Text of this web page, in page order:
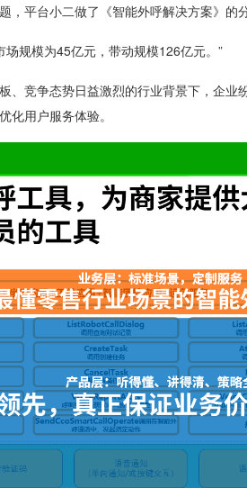
，平台小二做了《智能外呼解决方案》的分
规模为45亿元，带动规模126亿元。”
、竞争态势日益激烈的行业背景下，企
化用户服务体验。